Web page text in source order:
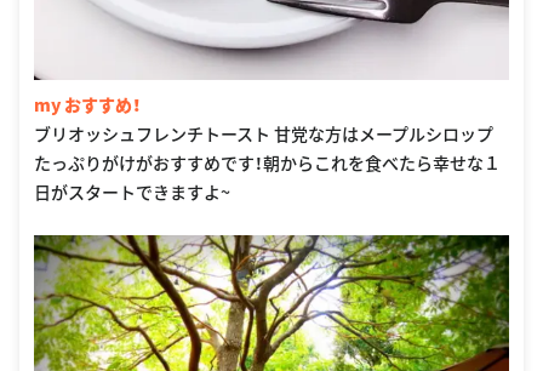
my おすすめ！
ブリオッシュフレンチトースト 甘党な方はメープルシロップ
たっぷりがけがおすすめです！朝からこれを食べたら幸せな１
日がスタートできますよ~